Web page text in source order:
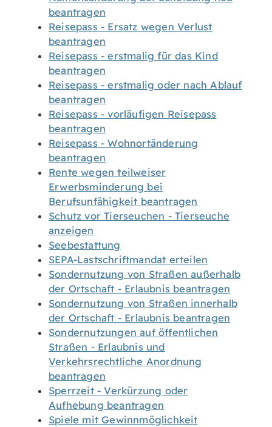
beantragen
Reisepass - Ersatz wegen Verlust
beantragen
Reisepass - erstmalig für das Kind
beantragen
Reisepass - erstmalig oder nach Ablauf
beantragen
Reisepass - vorläufigen Reisepass
beantragen
Reisepass - Wohnortänderung
beantragen
Rente wegen teilweiser
Erwerbsminderung bei
Berufsunfähigkeit beantragen
Schutz vor Tierseuchen - Tierseuche
anzeigen
Seebestattung
SEPA-Lastschriftmandat erteilen
Sondernutzung von Straßen außerhalb
der Ortschaft - Erlaubnis beantragen
Sondernutzung von Straßen innerhalb
der Ortschaft - Erlaubnis beantragen
Sondernutzungen auf öffentlichen
Straßen - Erlaubnis und
Verkehrsrechtliche Anordnung
beantragen
Sperrzeit - Verkürzung oder
Aufhebung beantragen
Spiele mit Gewinnmöglichkeit